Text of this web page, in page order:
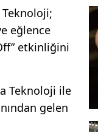
eğlence
etkinliğini
Teknoloji ile
gelen